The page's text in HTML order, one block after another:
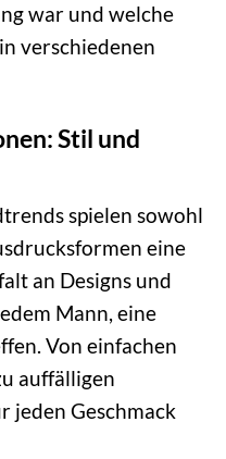
war und welche
verschiedenen
Stil und
spielen sowohl
eine
an Designs und
Mann, eine
Von einfachen
auffälligen
jeden Geschmack